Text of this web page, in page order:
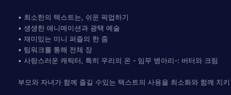
• 최소한의 텍스트는, 쉬운 픽업하기
• 생생한 애니메이션과 광택 예술
• 재미있는 미니 퍼즐의 한 줌
• 팀워크를 통해 전체 장
• 사랑스러운 캐릭터, 특히 우리의 온 - 임무 병아리-: 버터와 크림
부모와 자녀가 함께 즐길 수있는 텍스트의 사용을 최소화와 함께 치